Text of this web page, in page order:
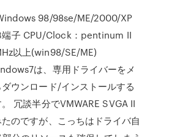
98/98se/ME/2000/XP
子 CPU/Clock：pentinum II
以上(win98/SE/ME)
は、専用ドライバーをメ
ウンロード/インストールする
冗談半分でVMWARE SVGA II
のですが、こっちはドライバ自